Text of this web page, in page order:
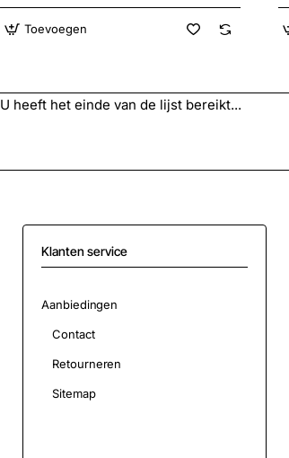
Toevoegen
U heeft het einde van de lijst bereikt...
Klanten service
Aanbiedingen
Contact
Retourneren
Sitemap